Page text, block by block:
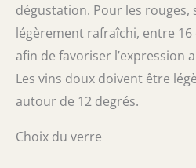
dégustation. Pour les rouges,
légèrement rafraîchi, entre 16
afin de favoriser l’expression
Les vins doux doivent être
autour de 12 degrés.
Choix du verre